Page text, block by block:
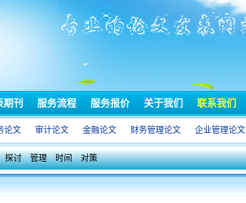
期刊 服务流程 服务报价 关于我们 联系我们
论文 审计论文 金融论文 财务管理论文 企业管理论文
探讨 管理 时间 对策